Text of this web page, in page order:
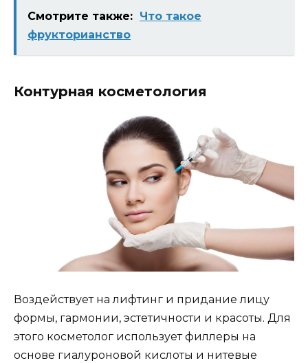
Смотрите также: Что такое
фрукторианство
Контурная косметология
Воздействует на лифтинг и придание лицу
формы, гармонии, эстетичности и красоты. Для
этого косметолог использует филлеры на
основе гиалуроновой кислоты и нитевые